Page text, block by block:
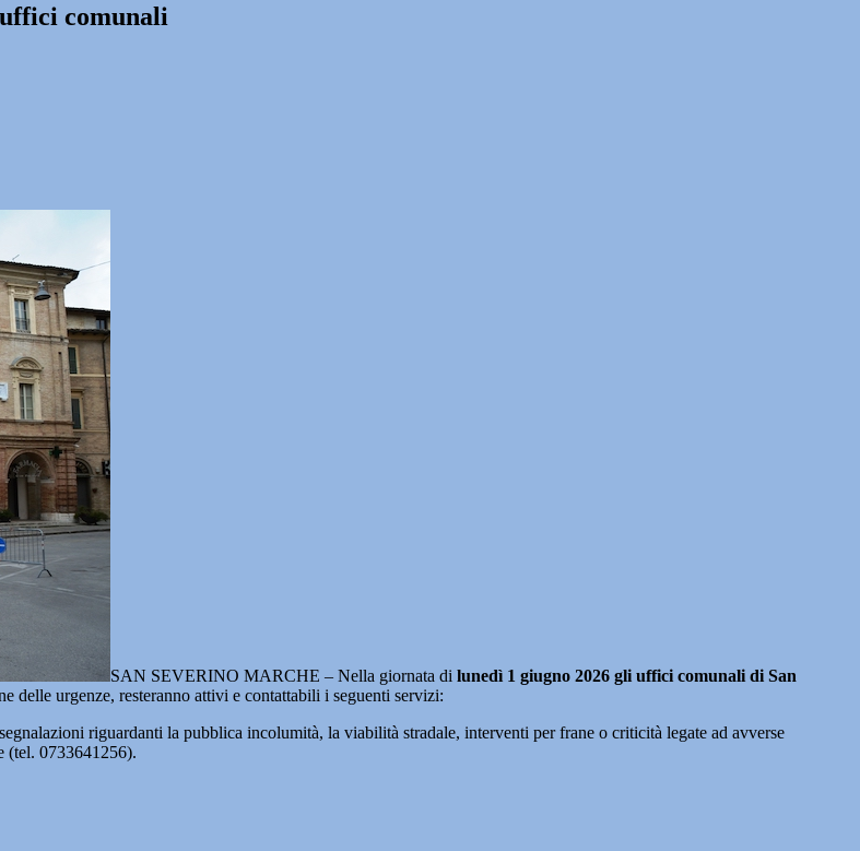
comunali
SAN SEVERINO MARCHE – Nella giornata di lunedì 1 giugno 2026 gli uffici comunali di San
delle urgenze, resteranno attivi e contattabili i seguenti servizi:
riguardanti la pubblica incolumità, la viabilità stradale, interventi per frane o criticità legate ad avverse
(tel. 0733641256).